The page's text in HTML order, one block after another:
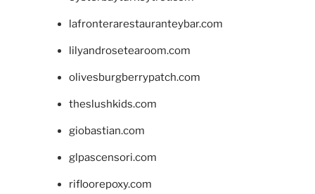
lafronterarestauranteybar.com
lilyandrosetearoom.com
olivesburgberrypatch.com
theslushkids.com
giobastian.com
glpascensori.com
rifloorepoxy.com